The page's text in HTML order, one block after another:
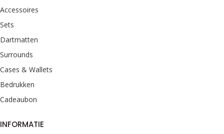
Accessoires
Sets
Dartmatten
Surrounds
Cases & Wallets
Bedrukken
Cadeaubon
INFORMATIE